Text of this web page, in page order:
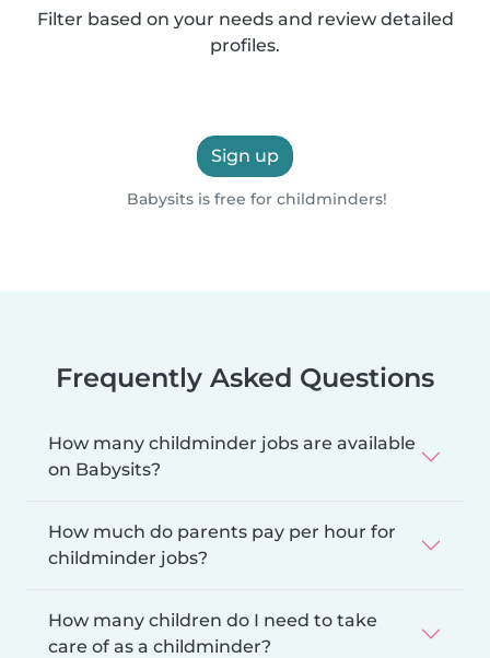
Filter based on your needs and review detailed
profiles.
Sign up
Babysits is free for childminders!
Frequently Asked Questions
How many childminder jobs are available
on Babysits?
How much do parents pay per hour for
childminder jobs?
How many children do I need to take
care of as a childminder?